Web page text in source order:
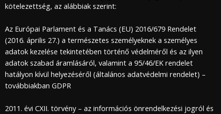
kötelezettség, az alábbiak szerint:
Az Európai Parlament és a Tanács (EU) 2016/679 Rendelet
(2016. április 27.) a természetes személyeknek a személyes
adatok kezelése tekintetében történő védelméről és az ilyen
adatok szabad áramlásáról, valamint a 95/46/EK rendelet
hatályon kívül helyezéséről (általános adatvédelmi rendelet) –
továbbiakban GDPR
2011. évi CXII. törvény – az információs önrendelkezési jogról és